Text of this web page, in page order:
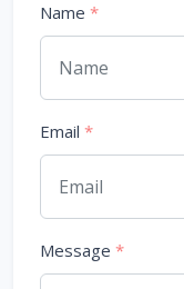
Name *
Email *
Message *